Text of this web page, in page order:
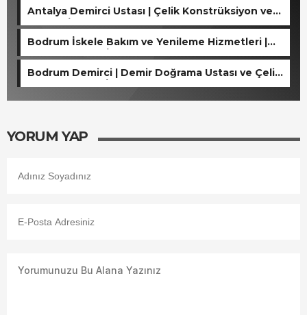
Antalya Demirci Ustası | Çelik Konstrüksiyon ve
Kaynak İşleri
Bodrum İskele Bakım ve Yenileme Hizmetleri |
Ahşap ve Çelik İskele Tamiri
Bodrum Demirci | Demir Doğrama Ustası ve Çelik
Konstrüksiyon İşleri
YORUM YAP